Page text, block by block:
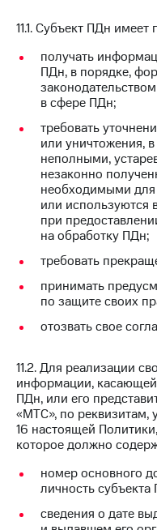
11.1. Субъект ПДн имеет
получать
ПДн, в порядке,
в сфере ПДн;
требовать
или уничтожения,
неполными,
незаконно
необходимыми для
или используются
при
на обработку ПДн;
требовать
принимать
по защите своих
отозвать свое
11.2. Для реализации
информации,
ПДн, или его
«МТС», по реквизитам,
16 настоящей
которое должно
номер основного
личность
сведения о дате